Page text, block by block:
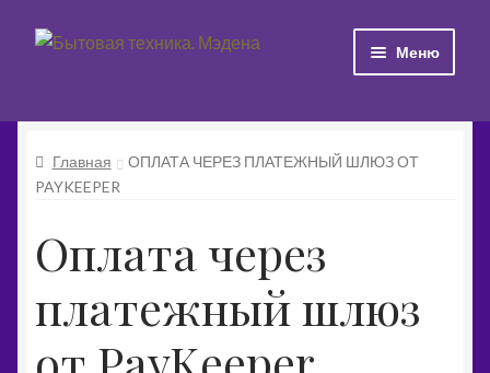
Перейти
Перейти
Меню
Главная
ОПЛАТА ЧЕРЕЗ ПЛАТЕЖНЫЙ ШЛЮЗ ОТ
PAYKEEPER
Оплата через
платежный шлюз